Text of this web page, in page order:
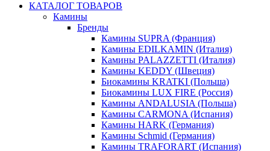
КАТАЛОГ ТОВАРОВ
Камины
Бренды
Камины SUPRA (Франция)
Камины EDILKAMIN (Италия)
Камины PALAZZETTI (Италия)
Камины KEDDY (Швеция)
Биокамины KRATKI (Польша)
Биокамины LUX FIRE (Россия)
Камины ANDALUSIA (Польша)
Камины CARMONA (Испания)
Камины HARK (Германия)
Камины Schmid (Германия)
Камины TRAFORART (Испания)